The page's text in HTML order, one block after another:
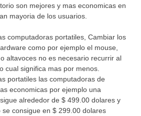
son mejores y mas economicas en
mayoria de los usuarios.
computadoras portatiles, Cambiar los
como por ejemplo el mouse,
altavoces no es necesario recurrir al
cual significa mas por menos.
portatiles las computadoras de
economicas por ejemplo una
alrededor de $ 499.00 dolares y
se consigue en $ 299.00 dolares